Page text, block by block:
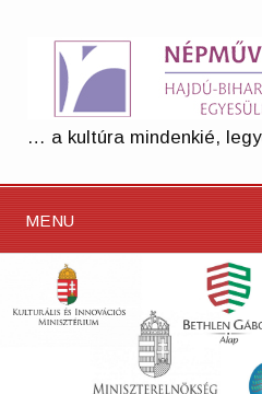
… a kultúra mindenkié,
MENU